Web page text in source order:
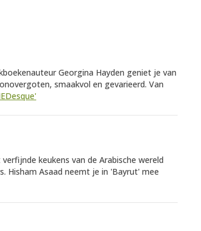
Georgina Hayden geniet je van
smaakvol en gevarieerd. Van
keukens van de Arabische wereld
Hisham Asaad neemt je in 'Bayrut' mee